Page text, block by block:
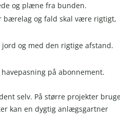
og plæne fra bunden.
bærelag og fald skal være rigtigt,
og med den rigtige afstand.
på abonnement.
selv. På større projekter
kan en dygtig anlægsgartner